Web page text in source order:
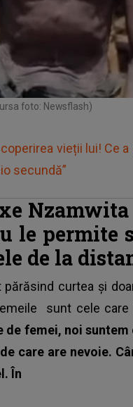
foto: Newsflash)
vieții lui! Ce
secundă”
Nzamwita
le permite
de la
curtea și
sunt cele
de femei, noi
care are nevoie.
În